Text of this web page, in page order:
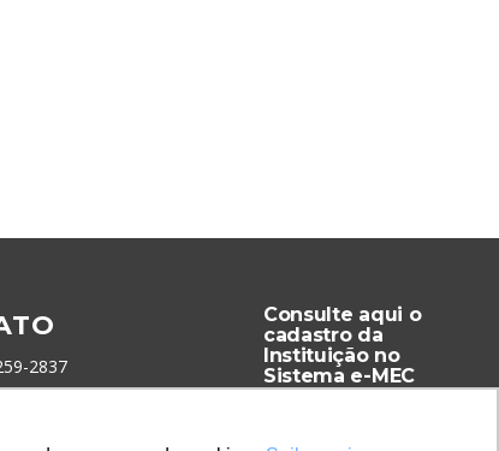
2837
Consulte aqui o
cadastro da
Instituição no
Sistema e-MEC